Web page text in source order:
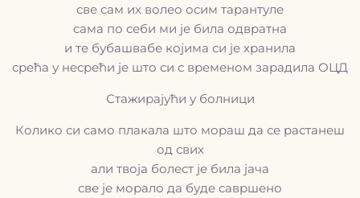
све сам их волео осим тарантуле
сама по себи ми је била одвратна
и те бубашвабе којима си је хранила
срећа у несрећи је што си с временом зарадила ОЦД
Стажирајући у болници
Колико си само плакала што мораш да се растанеш
од свих
али твоја болест је била јача
све је морало да буде савршено